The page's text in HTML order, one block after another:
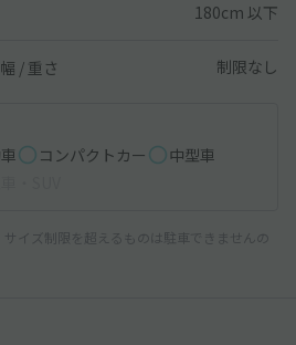
180cm 以下
/ 重さ 制限なし
コンパクトカー
中型車
イズ制限を超えるものは駐車できませんの